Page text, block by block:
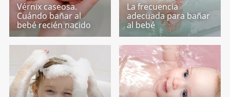
Vérnix caseosa.
Cuándo bañar al
bebé recién nacido
La frecuencia
adecuada para bañar
al bebé